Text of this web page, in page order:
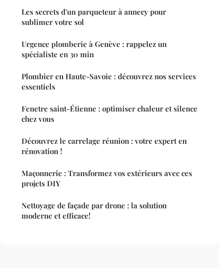
Les secrets d'un parqueteur à annecy pour
sublimer votre sol
Urgence plomberie à Genève : rappelez un
spécialiste en 30 min
Plombier en Haute-Savoie : découvrez nos services
essentiels
Fenetre saint-Étienne : optimiser chaleur et silence
chez vous
Découvrez le carrelage réunion : votre expert en
rénovation !
Maçonnerie : Transformez vos extérieurs avec ces
projets DIY
Nettoyage de façade par drone : la solution
moderne et efficace!